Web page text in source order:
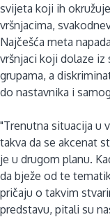
svijeta koji ih
vršnjacima,
Najčešća meta
vršnjaci koji dolaze iz
grupama, a
do nastavnika i
"Trenutna situacija u
takva da se akcenat
je u drugom planu.
da bježe od te
pričaju o takvim
predstavu, pitali su